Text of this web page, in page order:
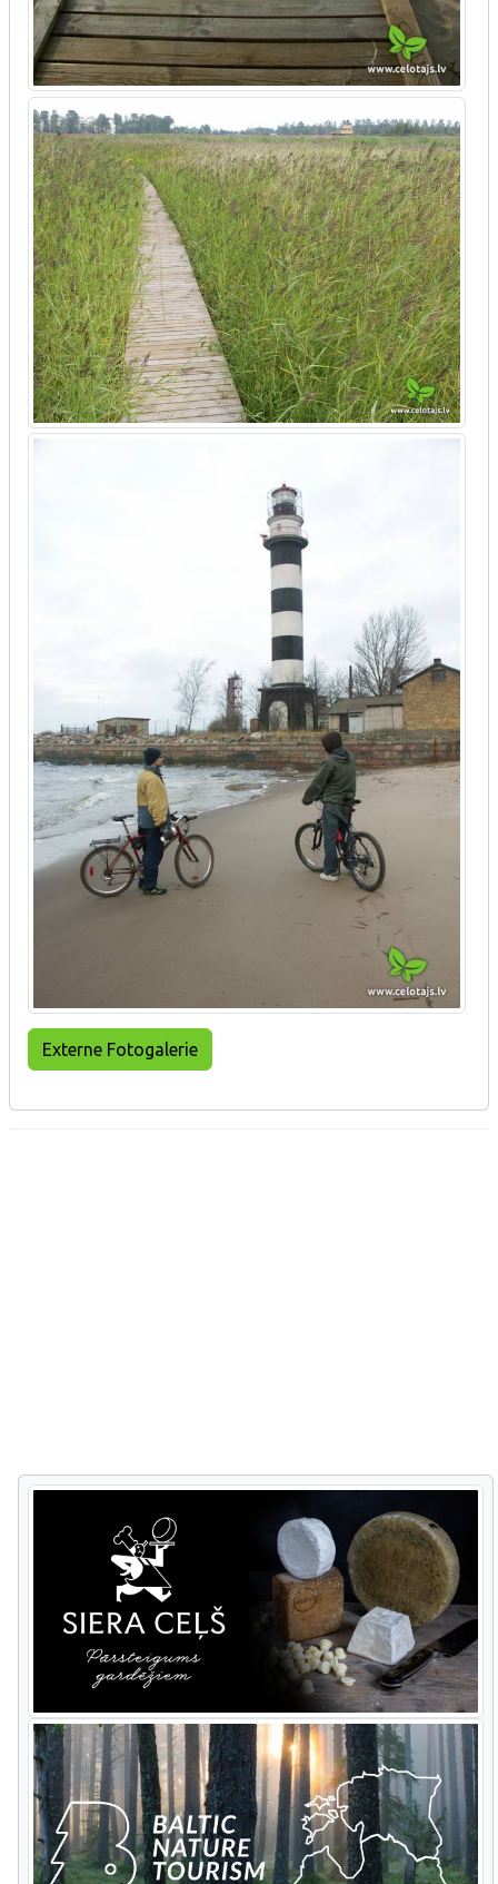
Externe Fotogalerie